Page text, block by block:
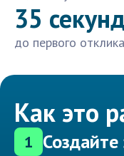
35
до первого отклика
Как это
1